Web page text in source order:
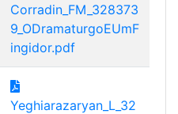
Corradin_FM_328373
9_ODramaturgoEUmF
ingidor.pdf
Yeghiarazaryan_L_32